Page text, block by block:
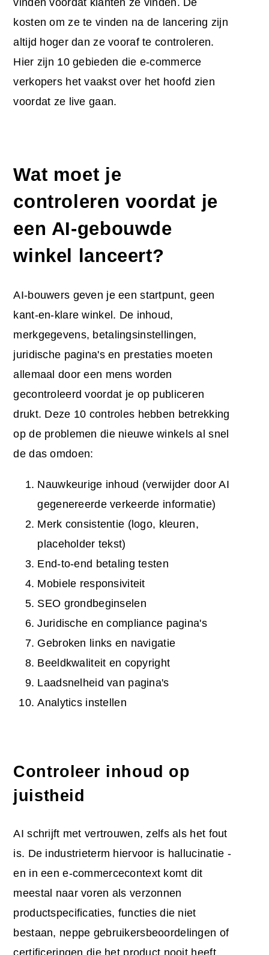
kosten om ze te vinden na de lancering zijn
altijd hoger dan ze vooraf te controleren.
Hier zijn 10 gebieden die e-commerce
verkopers het vaakst over het hoofd zien
voordat ze live gaan.
Wat moet je
controleren voordat je
een AI-gebouwde
winkel lanceert?
AI-bouwers geven je een startpunt, geen
kant-en-klare winkel. De inhoud,
merkgegevens, betalingsinstellingen,
juridische pagina's en prestaties moeten
allemaal door een mens worden
gecontroleerd voordat je op publiceren
drukt. Deze 10 controles hebben betrekking
op de problemen die nieuwe winkels al snel
de das omdoen:
Nauwkeurige inhoud (verwijder door AI
gegenereerde verkeerde informatie)
Merk consistentie (logo, kleuren,
placeholder tekst)
End-to-end betaling testen
Mobiele responsiviteit
SEO grondbeginselen
Juridische en compliance pagina's
Gebroken links en navigatie
Beeldkwaliteit en copyright
Laadsnelheid van pagina's
Analytics instellen
Controleer inhoud op
juistheid
AI schrijft met vertrouwen, zelfs als het fout
is. De industrieterm hiervoor is hallucinatie -
en in een e-commercecontext komt dit
meestal naar voren als verzonnen
productspecificaties, functies die niet
bestaan, neppe gebruikersbeoordelingen of
certificeringen die het product nooit heeft